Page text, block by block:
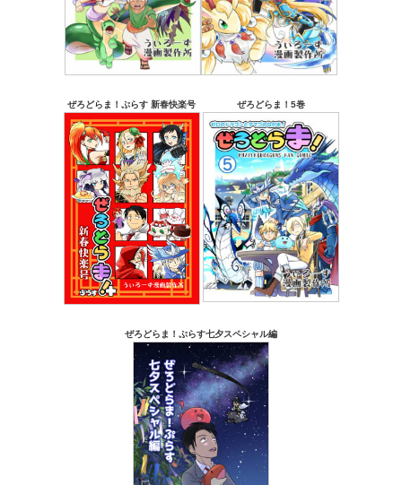
ぜろどらま！ぷらす 新春快楽号 ぜろどらま！5巻
ぜろどらま！ぷらす七夕スペシャル編